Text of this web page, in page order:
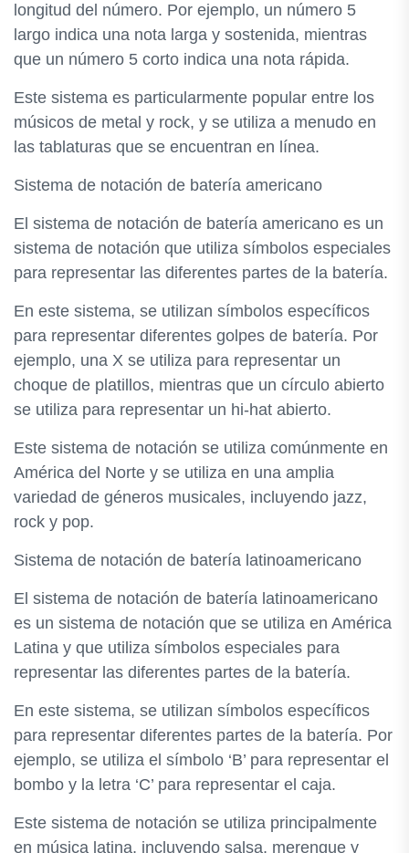
longitud del número. Por ejemplo, un número 5
largo indica una nota larga y sostenida, mientras
que un número 5 corto indica una nota rápida.
Este sistema es particularmente popular entre los
músicos de metal y rock, y se utiliza a menudo en
las tablaturas que se encuentran en línea.
Sistema de notación de batería americano
El sistema de notación de batería americano es un
sistema de notación que utiliza símbolos especiales
para representar las diferentes partes de la batería.
En este sistema, se utilizan símbolos específicos
para representar diferentes golpes de batería. Por
ejemplo, una X se utiliza para representar un
choque de platillos, mientras que un círculo abierto
se utiliza para representar un hi-hat abierto.
Este sistema de notación se utiliza comúnmente en
América del Norte y se utiliza en una amplia
variedad de géneros musicales, incluyendo jazz,
rock y pop.
Sistema de notación de batería latinoamericano
El sistema de notación de batería latinoamericano
es un sistema de notación que se utiliza en América
Latina y que utiliza símbolos especiales para
representar las diferentes partes de la batería.
En este sistema, se utilizan símbolos específicos
para representar diferentes partes de la batería. Por
ejemplo, se utiliza el símbolo ‘B’ para representar el
bombo y la letra ‘C’ para representar el caja.
Este sistema de notación se utiliza principalmente
en música latina, incluyendo salsa, merengue y